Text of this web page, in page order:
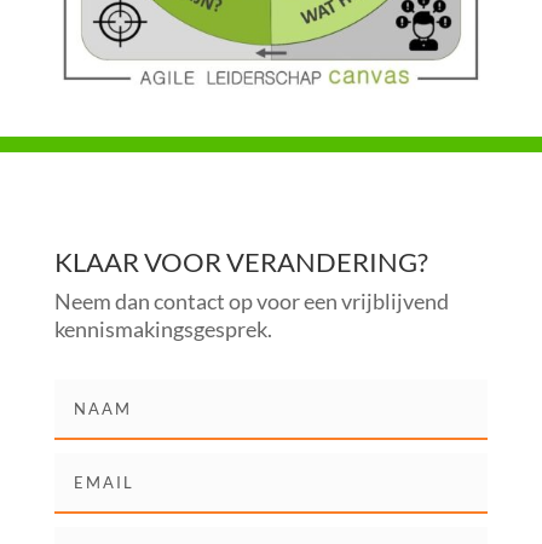
KLAAR VOOR VERANDERING?
Neem dan contact op voor een vrijblijvend
kennismakingsgesprek.